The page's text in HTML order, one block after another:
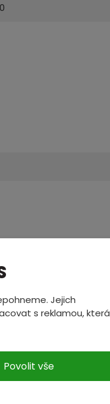
Jejich
s reklamou, která
Povolit vše